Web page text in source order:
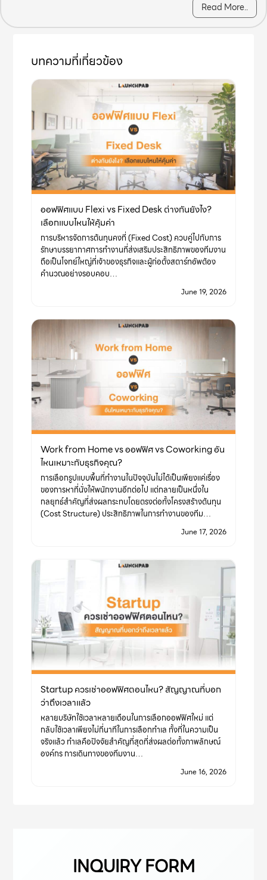
desk and a comfortable chair Print,
copy, laminate paper Meeting room
PACKAGES At Launchpad,…
Read More..
บทความที่เกี่ยวข้อง
ออฟฟิศแบบ Flexi vs Fixed Desk ต่างกันยังไง?
เลือกแบบไหนให้คุ้มค่า
การบริหารจัดการต้นทุนคงที่ (Fixed Cost) ควบคู่ไปกับการ
รักษาบรรยากาศการทำงานที่ส่งเสริมประสิทธิภาพของทีมงาน
ถือเป็นโจทย์ใหญ่ที่เจ้าของธุรกิจและผู้ก่อตั้งสตาร์ทอัพต้อง
คำนวณอย่างรอบคอบ…
June 19, 2026
Work from Home vs ออฟฟิศ vs Coworking อัน
ไหนเหมาะกับธุรกิจคุณ?
การเลือกรูปแบบพื้นที่ทำงานในปัจจุบันไม่ได้เป็นเพียงแค่เรื่อง
ของการหาที่นั่งให้พนักงานอีกต่อไป แต่กลายเป็นหนึ่งใน
กลยุทธ์สำคัญที่ส่งผลกระทบโดยตรงต่อทั้งโครงสร้างต้นทุน
(Cost Structure) ประสิทธิภาพในการทำงานของทีม…
June 17, 2026
Startup ควรเช่าออฟฟิศตอนไหน? สัญญาณที่บอก
ว่าถึงเวลาแล้ว
หลายบริษัทใช้เวลาหลายเดือนในการเลือกออฟฟิศใหม่ แต่
กลับใช้เวลาเพียงไม่กี่นาทีในการเลือกทำเล ทั้งที่ในความเป็น
จริงแล้ว ทำเลคือปัจจัยสำคัญที่สุดที่ส่งผลต่อทั้งภาพลักษณ์
องค์กร การเดินทางของทีมงาน…
June 16, 2026
INQUIRY FORM